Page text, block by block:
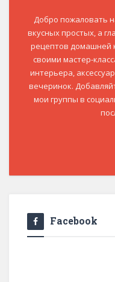
Добро пожаловать
вкусных простых, а
рецептов домашней
своими мастер-
интерьера,
вечеринок.
мои группы в
Facebook